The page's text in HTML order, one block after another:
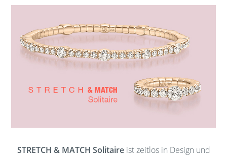
STRETCH & MATCH Solitaireist zeitlos in Design und